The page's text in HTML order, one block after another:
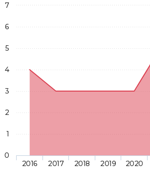
2016 2017 2018 2019 2020
0
1
2
3
4
5
6
7